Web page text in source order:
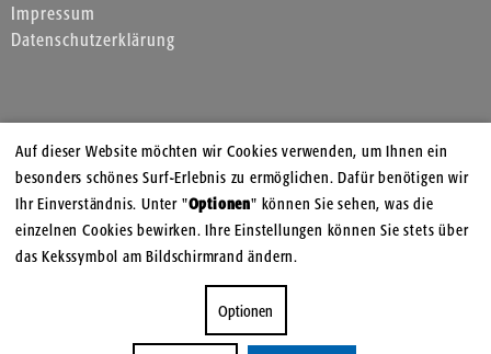
Impressum
Datenschutzerklärung
Auf dieser Website möchten wir Cookies verwenden, um Ihnen ein
besonders schönes Surf-Erlebnis zu ermöglichen. Dafür benötigen wir
Ihr Einverständnis. Unter "Optionen" können Sie sehen, was die
einzelnen Cookies bewirken. Ihre Einstellungen können Sie stets über
das Kekssymbol am Bildschirmrand ändern.
Optionen